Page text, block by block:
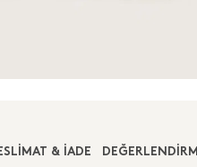
& İADE